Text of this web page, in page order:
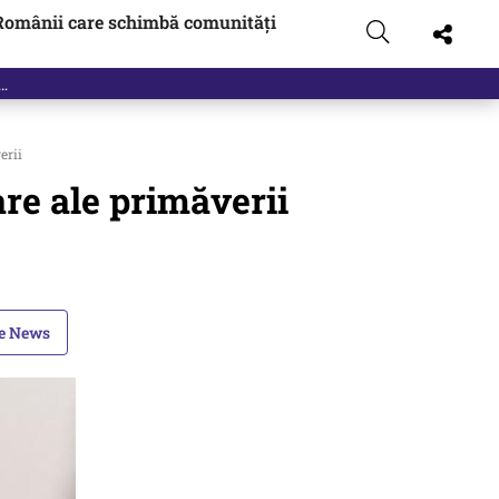
care schimbă comunități
ale primăverii
News